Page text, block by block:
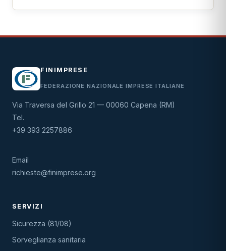
FINIMPRESE
FEDERAZIONE NAZIONALE IMPRESE ITALIANE
Via Traversa del Grillo 21 — 00060 Capena (RM)
Tel.
+39 393 2257886
Email
richieste@finimprese.org
SERVIZI
Sicurezza (81/08)
Sorveglianza sanitaria